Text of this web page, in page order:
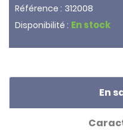
Référence : 312008
Disponibilité : En stock
En